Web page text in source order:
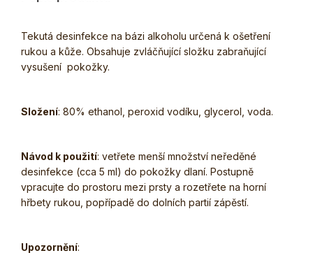
Tekutá desinfekce na bázi alkoholu určená k ošetření
rukou a kůže. Obsahuje zvláčňující složku zabraňující
vysušení pokožky.
Složení: 80% ethanol, peroxid vodíku, glycerol, voda.
Návod k použití: vetřete menší množství neředěné
desinfekce (cca 5 ml) do pokožky dlaní. Postupně
vpracujte do prostoru mezi prsty a rozetřete na horní
hřbety rukou, popřípadě do dolních partií zápěstí.
Upozornění: